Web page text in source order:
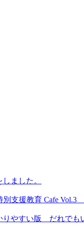
ました。
別支援教育 Cafe
りやすい版 だれで